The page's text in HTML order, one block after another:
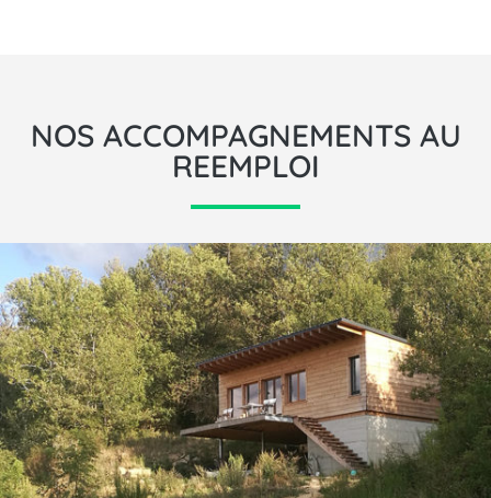
NOS ACCOMPAGNEMENTS AU
REEMPLOI